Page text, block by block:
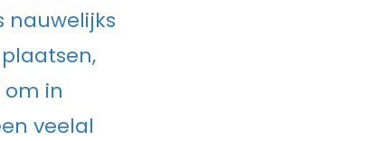
nauwelijks
in
veelal